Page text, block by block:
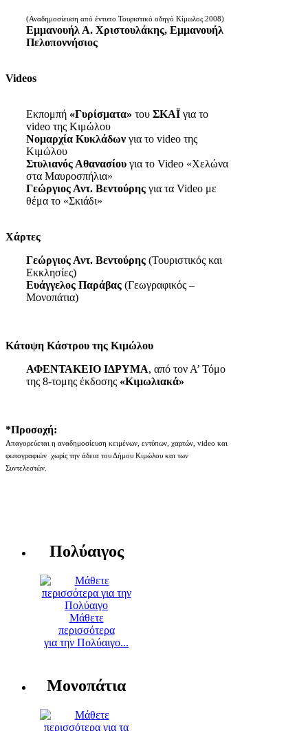
(Αναδημοσίευση από έντυπο Τουριστικό οδηγό Κίμωλος 2008)
Εμμανουήλ Α. Χριστουλάκης, Εμμανουήλ
Πελοποννήσιος
Videos
Εκπομπή «Γυρίσματα» του ΣΚΑΪ για το
video της Κιμώλου
Νομαρχία Κυκλάδων για το video της
Κιμώλου
Στυλιανός Αθανασίου για το Video «Χελώνα
στα Μαυροσπήλια»
Γεώργιος Αντ. Βεντούρης για τα Video με
θέμα το «Σκιάδι»
Χάρτες
Γεώργιος Αντ. Βεντούρης (Τουριστικός και
Εκκλησίες)
Ευάγγελος Παράβας (Γεωγραφικός –
Μονοπάτια)
Κάτοψη Κάστρου της Κιμώλου
ΑΦΕΝΤΑΚΕΙΟ ΙΔΡΥΜΑ, από τον Α’ Τόμο
της 8-τομης έκδοσης «Κιμωλιακά»
*Προσοχή:
Απαγορεύεται η αναδημοσίευση κειμένων, εντύπων, χαρτών, video και
φωτογραφιών χωρίς την άδεια του Δήμου Κιμώλου και των
Συντελεστών.
Πολύαιγος
Μάθετε
περισσότερα
για την Πολύαιγο...
Μονοπάτια